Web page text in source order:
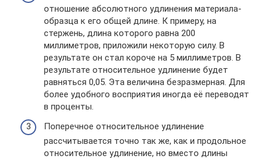
отношение абсолютного удлинения материала-
образца к его общей длине. К примеру, на
стержень, длина которого равна 200
миллиметров, приложили некоторую силу. В
результате он стал короче на 5 миллиметров. В
результате относительное удлинение будет
равняться 0,05. Эта величина безразмерная. Для
более удобного восприятия иногда её переводят
в проценты.
Поперечное относительное удлинение
рассчитывается точно так же, как и продольное
относительное удлинение, но вместо длины